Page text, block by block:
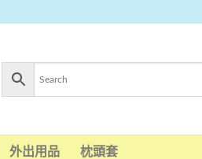
外出用品 枕頭套